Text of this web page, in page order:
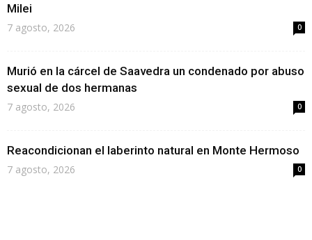
Milei
7 agosto, 2026 0
Murió en la cárcel de Saavedra un condenado por abuso
sexual de dos hermanas
7 agosto, 2026 0
Reacondicionan el laberinto natural en Monte Hermoso
7 agosto, 2026 0